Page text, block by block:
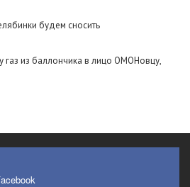
будем сносить
газ из баллончика в лицо ОМОНовцу,